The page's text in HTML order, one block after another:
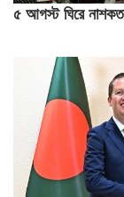
৫ আগস্ট ঘিরে